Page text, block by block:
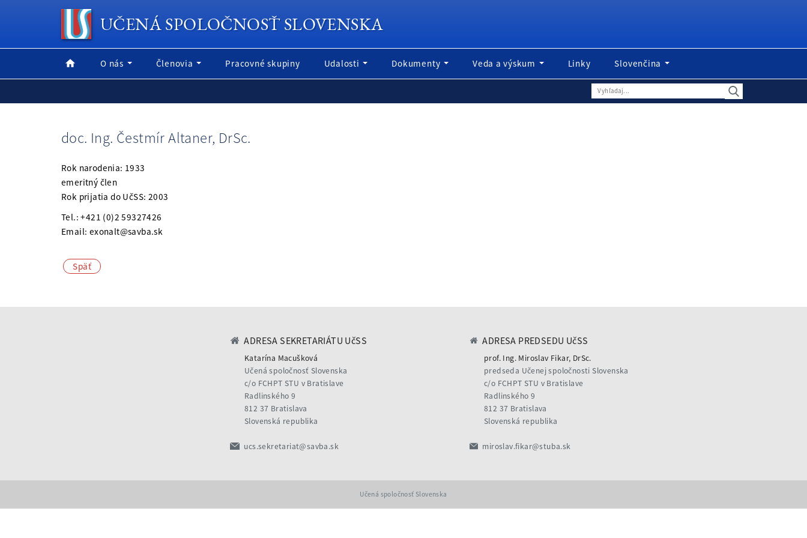
UČENÁ SPOLOČNOSŤ SLOVENSKA
O nás Členovia Pracovné skupiny Udalosti Dokumenty Veda a výskum Linky Slovenčina
doc. Ing. Čestmír Altaner, DrSc.
Rok narodenia: 1933
emeritný člen
Rok prijatia do UčSS: 2003
Tel.: +421 (0)2 59327426
Email: exonalt@savba.sk
Späť
ADRESA SEKRETARIÁTU UčSS
Katarína Macušková
Učená spoločnosť Slovenska
c/o FCHPT STU v Bratislave
Radlinského 9
812 37 Bratislava
Slovenská republika
ucs.sekretariat@savba.sk
ADRESA PREDSEDU UčSS
prof. Ing. Miroslav Fikar, DrSc.
predseda Učenej spoločnosti Slovenska
c/o FCHPT STU v Bratislave
Radlinského 9
812 37 Bratislava
Slovenská republika
miroslav.fikar@stuba.sk
Učená spoločnosť Slovenska